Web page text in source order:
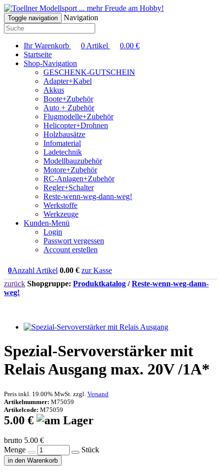
... mehr Freude am Hobby!
Toggle navigation Navigation
Ihr Warenkorb 0 Artikel 0.00 €
Startseite
Shop-Navigation
GESCHENK-GUTSCHEIN
Adapter+Kabel
Akkus
Boote+Zubehör
Auto + Zubehör
Flugmodelle+Zubehör
Helicopter+Drohnen
Holzbausätze
Infomaterial
Ladetechnik
Modellbauzubehör
Motore+Zubehör
RC-Anlagen+Zubehör
Regler+Schalter
Reste-wenn-weg-dann-weg!
Werkstoffe
Werkzeuge
Kunden-Menü
Login
Passwort vergessen
Account erstellen
0Anzahl Artikel 0.00 € zur Kasse
zurück Shopgruppe: Produktkatalog /Reste-wenn-weg-dann-
weg!
Spezial-Servoverstärker mit
Relais Ausgang max. 20V /1A*
Preis inkl. 19.00% MwSt. zzgl. Versand
Artikelnummer: M75059
Artikelcode: M75059
5.00 €
brutto 5.00 €
Menge
Stück
in den Warenkorb